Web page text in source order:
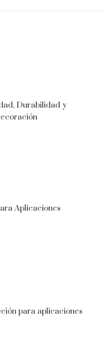
Durabilidad y
Aplicaciones
para aplicaciones